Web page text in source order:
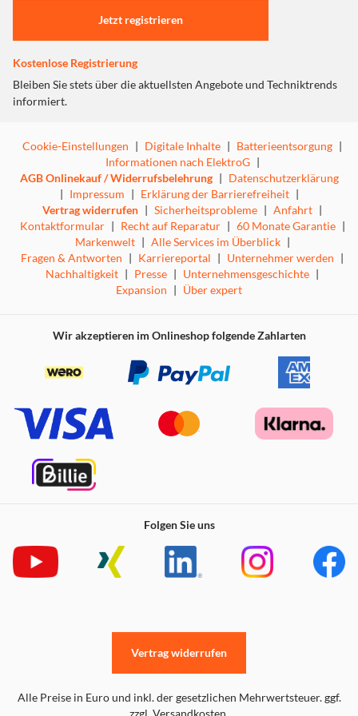
Der leuchtstarke 1,43-Zoll-Touchscreen gewährleistet
gute Lesbarkeit. Der Kronenknopf sorgt für eine bisher
unerreichte Bequemlichkeit und Leichtigkeit beim
nach militärischen Standards getestet, was sie zum
Begleiter für anspruchsvollste Bedingungen macht.
Jetzt registrieren
Kostenlose Registrierung
Bleiben Sie stets über die aktuellsten Angebote und Techniktrends
informiert.
Cookie-Einstellungen | Digitale Inhalte | Batterieentsorgung |
Informationen nach ElektroG |
AGB Onlinekauf / Widerrufsbelehrung | Datenschutzerklärung
| Impressum | Erklärung der Barrierefreiheit |
Vertrag widerrufen | Sicherheitsprobleme | Anfahrt |
Kontaktformular | Recht auf Reparatur | 60 Monate Garantie |
Markenwelt | Alle Services im Überblick |
Fragen & Antworten | Karriereportal | Unternehmer werden |
Nachhaltigkeit | Presse | Unternehmensgeschichte |
Expansion | Über expert
Wir akzeptieren im Onlineshop folgende Zahlarten
Folgen Sie uns
Alle Preise in Euro und inkl. der gesetzlichen Mehrwertsteuer. ggf.
zzgl. Versandkosten.
Vertrag widerrufen